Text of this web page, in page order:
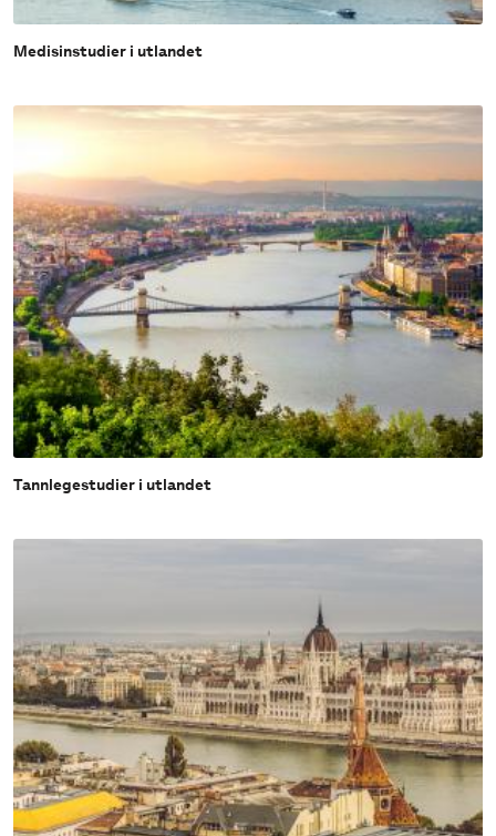
Medisinstudier i utlandet
Tannlegestudier i utlandet